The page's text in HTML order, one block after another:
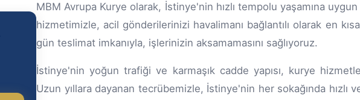
MBM Avrupa Kurye olarak, İstinye'nin hızlı tempolu yaşamına
hizmetimizle, acil gönderilerinizi havalimanı bağlantılı olarak en
gün teslimat imkanıyla, işlerinizin aksamamasını sağlıyoruz.
İstinye'nin yoğun trafiği ve karmaşık cadde yapısı, kurye
Uzun yıllara dayanan tecrübemizle, İstinye'nin her sokağında